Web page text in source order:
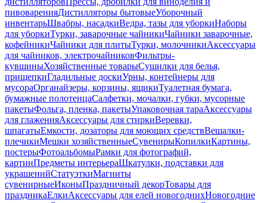
пивоваренияДистилляторы бытовыеУборочный
инвентарьШвабры, насадкиВедра, тазы для уборкиНаборы
для уборкиТурки, заварочные чайникиЧайники заварочные,
кофейникиЧайники для плитыТурки, молочникиАксессуары
для чайников, электрочайниковФильтры-
кувшиныХозяйственные товарыСушилки для белья,
прищепкиГладильные доскиУрны, контейнеры для
мусораОрганайзеры, корзины, ящикиТуалетная бумага,
бумажные полотенцаСалфетки, мочалки, губки, мусорные
пакетыФольга, пленка, пакетыУпаковочная тараАксессуары
для глаженияАксессуары для стиркиВеревки,
шпагатыЕмкости, дозаторы для моющих средствВешалки-
плечикиМешки хозяйственныеСувенирыКопилкиКартины,
постерыФотоальбомыРамки для фотографий,
картинПредметы интерьераШкатулки, подставки для
украшенийСтатуэткиМагниты
сувенирныеИконыПраздничный декорТовары для
праздникаЕлкиАксессуары для елей новогоднихНовогодние